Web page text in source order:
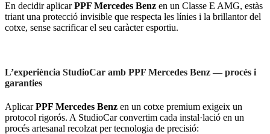
En decidir aplicarPPF Mercedes Benz en un Classe E AMG, estàs
triant una protecció invisible que respecta les línies i la brillantor del
cotxe, sense sacrificar el seu caràcter esportiu.
L’experiència StudioCar amb PPF Mercedes Benz — procés i
garanties
AplicarPPF Mercedes Benz en un cotxe premium exigeix un
protocol rigorós. A StudioCar convertim cada instal·lació en un
procés artesanal recolzat per tecnologia de precisió: